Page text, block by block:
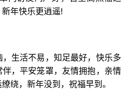
年快乐更逍遥!
生活不易，知足最好，快乐多
，平安笼罩，友情拥抱，亲情
绕，新年没到，祝福早到。